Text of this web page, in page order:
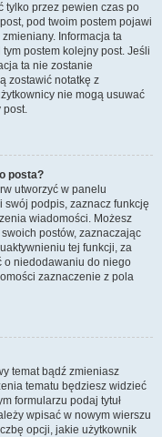
tylko przez pewien czas po
pod twoim postem pojawi
Informacja ta
postem kolejny post. Jeśli
ta nie zostanie
zostawić notatkę z
nie mogą usuwać
post.
posta?
utworzyć w panelu
swój podpis, zaznacz funkcję
wiadomości. Możesz
postów, zaznaczając
tej funkcji, za
o niedodawaniu do niego
zaznaczenie z pola
temat bądź zmieniasz
tematu będziesz widzieć
formularzu podaj tytuł
wpisać w nowym wierszu
opcji, jakie użytkownik